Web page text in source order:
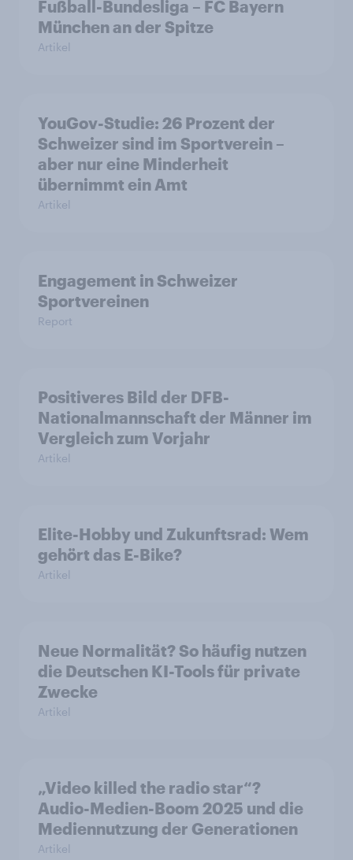
Fußball-Bundesliga – FC Bayern
München an der Spitze
Artikel
YouGov-Studie: 26 Prozent der
Schweizer sind im Sportverein –
aber nur eine Minderheit
übernimmt ein Amt
Artikel
Engagement in Schweizer
Sportvereinen
Report
Positiveres Bild der DFB-
Nationalmannschaft der Männer im
Vergleich zum Vorjahr
Artikel
Elite-Hobby und Zukunftsrad: Wem
gehört das E-Bike?
Artikel
Neue Normalität? So häufig nutzen
die Deutschen KI-Tools für private
Zwecke
Artikel
„Video killed the radio star“?
Audio-Medien-Boom 2025 und die
Mediennutzung der Generationen
Artikel